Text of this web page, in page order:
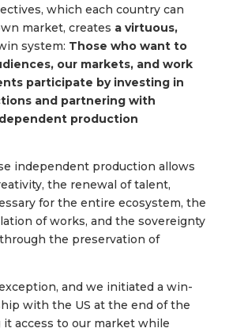
which each country can
market, creates a virtuous,
system: Those who want to
our markets, and work
participate by investing in
and partnering with
production
independent production allows
the renewal of talent,
for the entire ecosystem, the
of works, and the sovereignty
the preservation of
and we initiated a win-
with the US at the end of the
it access to our market while